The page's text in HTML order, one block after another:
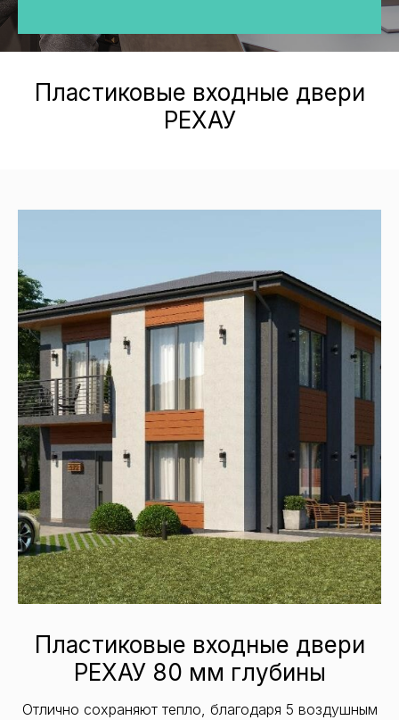
Пластиковые входные двери
РЕХАУ
Пластиковые входные двери
РЕХАУ 80 мм глубины
Отлично сохраняют тепло, благодаря 5 воздушным